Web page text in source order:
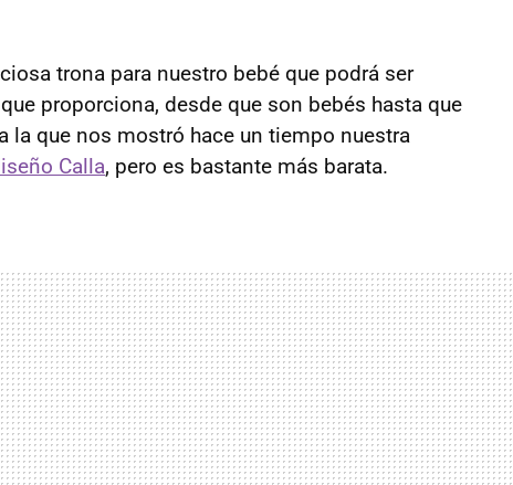
trona para nuestro bebé que podrá ser
proporciona, desde que son bebés hasta que
la que nos mostró hace un tiempo nuestra
Calla, pero es bastante más barata.